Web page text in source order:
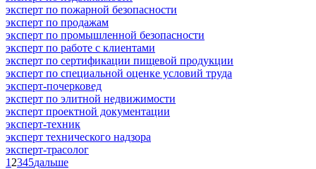
эксперт по пожарной безопасности
эксперт по продажам
эксперт по промышленной безопасности
эксперт по работе с клиентами
эксперт по сертификации пищевой продукции
эксперт по специальной оценке условий труда
эксперт-почерковед
эксперт по элитной недвижимости
эксперт проектной документации
эксперт-техник
эксперт технического надзора
эксперт-трасолог
1 2345дальше